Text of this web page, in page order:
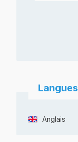
Langues
Anglais